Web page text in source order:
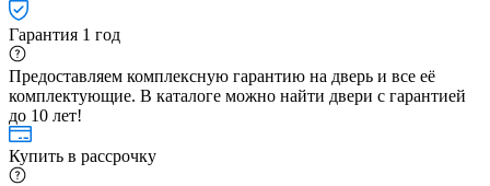
Гарантия 1 год
Предоставляем комплексную гарантию на дверь и все её
комплектующие. В каталоге можно найти двери с гарантией
до 10 лет!
Купить в рассрочку